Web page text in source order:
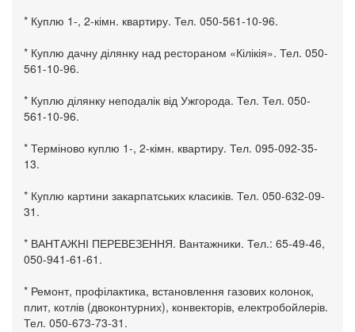
* Куплю 1-, 2-кімн. квартиру. Тел. 050-561-10-96.
* Куплю дачну ділянку над рестораном «Кілікія». Тел. 050-
561-10-96.
* Куплю ділянку неподалік від Ужгорода. Тел. Тел. 050-
561-10-96.
* Терміново куплю 1-, 2-кімн. квартиру. Тел. 095-092-35-
13.
* Куплю картини закарпатських класиків. Тел. 050-632-09-
31.
* ВАНТАЖНІ ПЕРЕВЕЗЕННЯ. Вантажники. Тел.: 65-49-46,
050-941-61-61.
* Ремонт, профілактика, встановлення газових колонок,
плит, котлів (двоконтурних), конвекторів, електробойлерів.
Тел. 050-673-73-31.